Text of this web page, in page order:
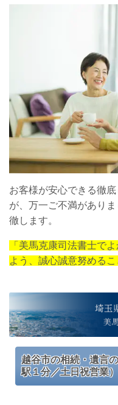
お客様が安心できる徹
が、万一ご不満があり
徹します。
「美馬克康司法書士で
よう、誠心誠意努めるこ
越谷市の相続・遺言
駅１分／土日祝営業）